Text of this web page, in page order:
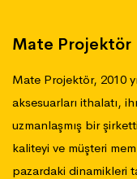
Mate Projektör
Mate Projektör, 2010
aksesuarları ithalatı,
uzmanlaşmış bir
kaliteyi ve müşteri
pazardaki dinamikleri